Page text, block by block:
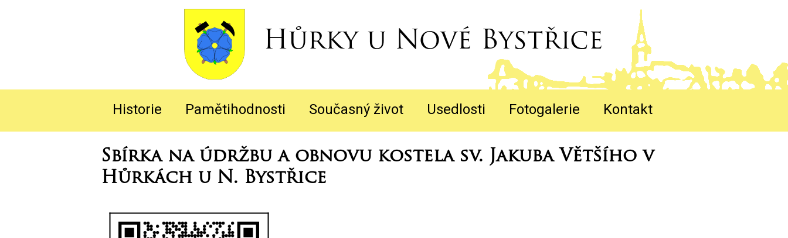
Hůrky u Nové Bystřice
Historie Pamětihodnosti Současný život Usedlosti Fotogalerie Kontakt
Sbírka na údržbu a obnovu kostela sv. Jakuba Většího v
Hůrkách u N. Bystřice